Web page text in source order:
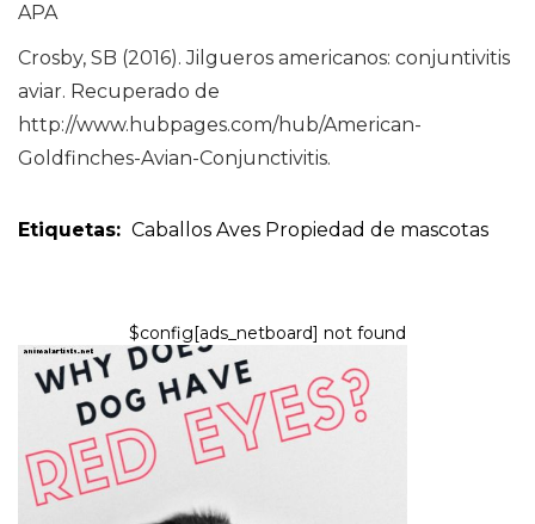
APA
Crosby, SB (2016). Jilgueros americanos: conjuntivitis
aviar. Recuperado de
http://www.hubpages.com/hub/American-
Goldfinches-Avian-Conjunctivitis.
Etiquetas: Caballos Aves Propiedad de mascotas
$config[ads_netboard] not found